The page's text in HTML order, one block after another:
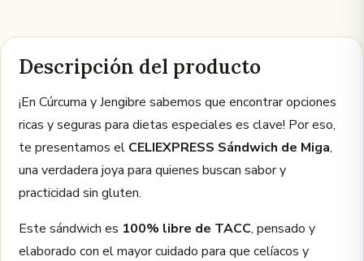
Descripción del producto
¡En Cúrcuma y Jengibre sabemos que encontrar opciones
ricas y seguras para dietas especiales es clave! Por eso,
te presentamos el CELIEXPRESS Sándwich de Miga,
una verdadera joya para quienes buscan sabor y
practicidad sin gluten.
Este sándwich es 100% libre de TACC, pensado y
elaborado con el mayor cuidado para que celíacos y